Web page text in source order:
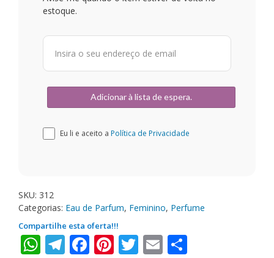
estoque.
Eu li e aceito a Política de Privacidade
SKU: 312
Categorias: Eau de Parfum, Feminino, Perfume
Compartilhe esta oferta!!!
WhatsApp
Telegram
Facebook
Pinterest
Twitter
Email